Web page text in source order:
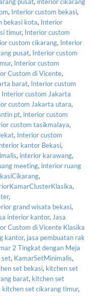
, Interior custom bekasi,
bekasi kota, Interior
timur, Interior custom
custom cikarang, Interior
pusat, Interior custom
, Interior custom
Custom di Vicente,
barat, Interior custom
Interior custom Jakarta
custom Jakarta utara,
pt, interior custom
custom tasikmalaya,
, Interior custom
kantor Bekasi,
, interior karawang,
meeting, interior ruang
,
,
,
grand wisata bekasi,
interior kantor, Jasa
Custom di Vicente Klasika
kantor, jasa pembuatan rak
2 Tingkat dengan Meja
set, KamarSetMinimalis,
set bekasi, kitchen set
barat, kitchen set
kitchen set cikarang timur,